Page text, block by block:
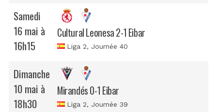
Samedi
16 mai à
16h15
Cultural Leonesa 2-1 Eibar
Liga 2, Journée 40
Dimanche
10 mai à
18h30
Mirandés 0-1 Eibar
Liga 2, Journée 39